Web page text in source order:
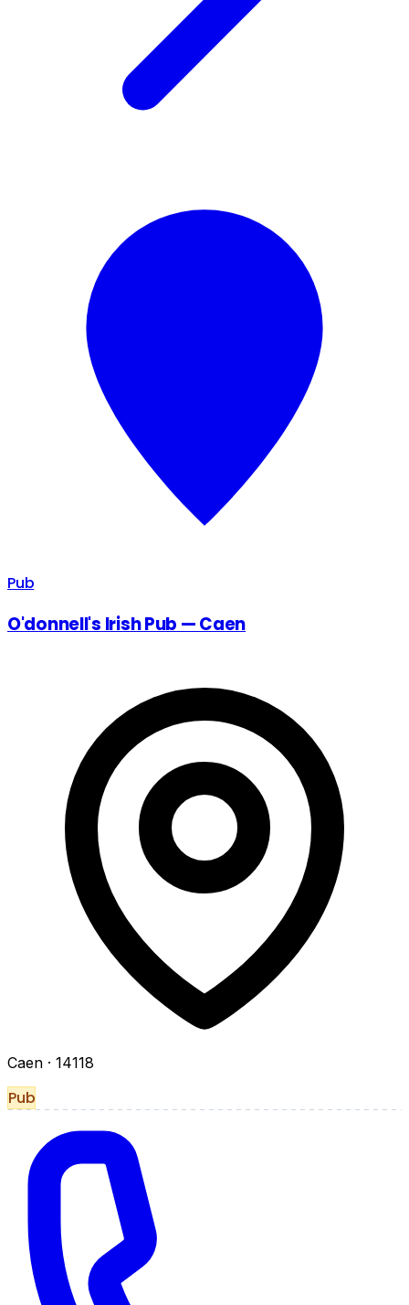
Pub
O'donnell's Irish Pub — Caen
Caen · 14118
Pub